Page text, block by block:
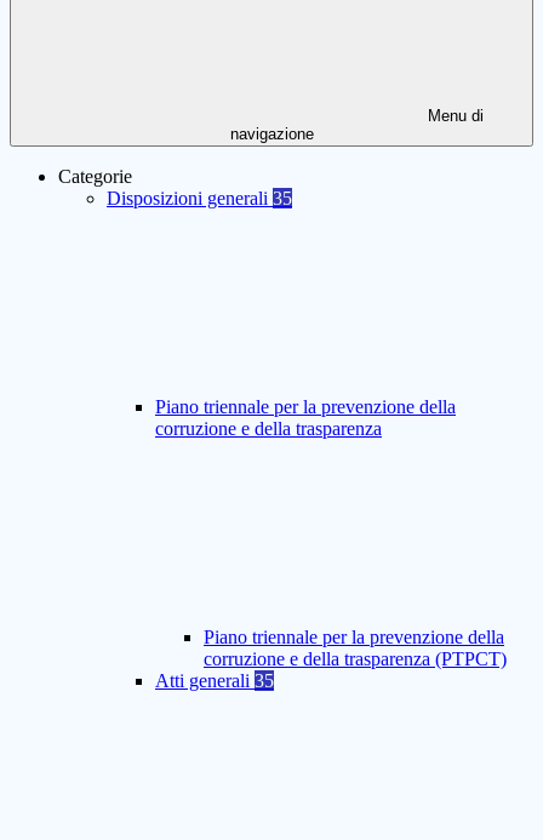
Menu di
navigazione
Categorie
Disposizioni generali 35
Piano triennale per la prevenzione della
corruzione e della trasparenza
Piano triennale per la prevenzione della
corruzione e della trasparenza (PTPCT)
Atti generali 35